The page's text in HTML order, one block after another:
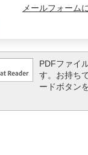
メールフォーム
PDFファイ
す。お持ち
ードボタン